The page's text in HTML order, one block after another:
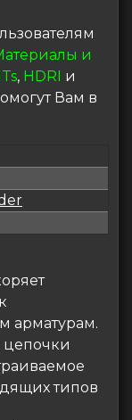
и
, HDRI и
Вам в
арматурам.
цепочки
типов